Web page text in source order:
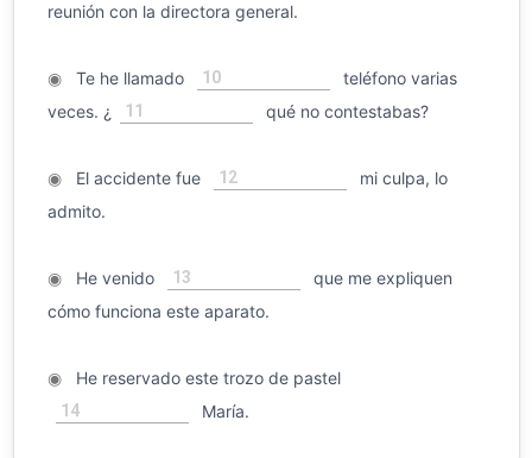
reunión con la directora general.
◉Te he llamado 10
teléfono varias
veces. ¿
11 qué no contestabas?
◉El accidente fue 12
mi culpa, lo
admito.
◉He venido 13
que me expliquen
cómo funciona este aparato.
◉He reservado este trozo de pastel
14 María.